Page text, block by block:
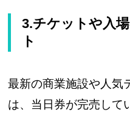
3.チケットや入
ト
最新の商業施設や人気
は、当日券が完売して